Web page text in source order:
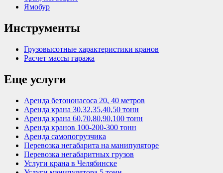
Ямобур
Инструменты
Грузовысотные характеристики кранов
Расчет массы гаража
Еще услуги
Аренда бетононасоса 20, 40 метров
Аренда крана 30,32,35,40,50 тонн
Аренда крана 60,70,80,90,100 тонн
Аренда кранов 100-200-300 тонн
Аренда самопогрузчика
Перевозка негабарита на манипуляторе
Перевозка негабаритных грузов
Услуги крана в Челябинске